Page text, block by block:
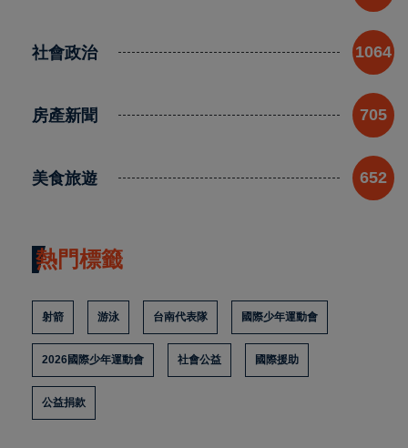
社會政治 1064
房產新聞 705
美食旅遊 652
熱門標籤
射箭 游泳 台南代表隊 國際少年運動會
2026國際少年運動會 社會公益 國際援助
公益捐款